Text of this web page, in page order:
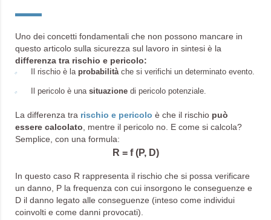
Uno dei concetti fondamentali che non possono mancare in
questo articolo sulla sicurezza sul lavoro in sintesi è la
differenza tra rischio e pericolo:
Il rischio è la probabilitàche si verifichi un determinato evento.
Il pericolo è una situazione di pericolo potenziale.
La differenza tra rischio e pericolo è che il rischio può
essere calcolato , mentre il pericolo no. E come si calcola?
Semplice, con una formula:
R = f (P, D)
In questo caso R rappresenta il rischio che si possa verificare
un danno, P la frequenza con cui insorgono le conseguenze e
D il danno legato alle conseguenze (inteso come individui
coinvolti e come danni provocati).